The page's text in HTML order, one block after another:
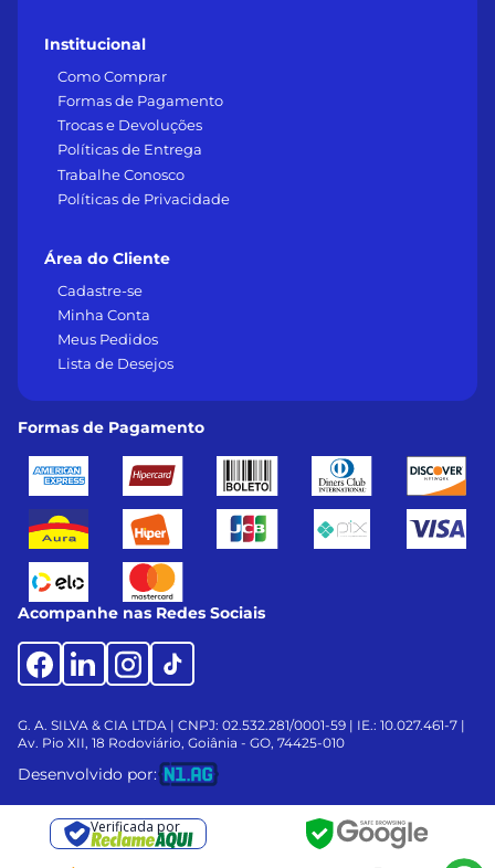
Institucional
Como Comprar
Formas de Pagamento
Trocas e Devoluções
Políticas de Entrega
Trabalhe Conosco
Políticas de Privacidade
Área do Cliente
Cadastre-se
Minha Conta
Meus Pedidos
Lista de Desejos
Formas de Pagamento
Acompanhe nas Redes Sociais
G. A. SILVA & CIA LTDA | CNPJ: 02.532.281/0001-59 | IE.: 10.027.461-7 |
Av. Pio XII, 18 Rodoviário, Goiânia - GO, 74425-010
Desenvolvido por:
Verificada por